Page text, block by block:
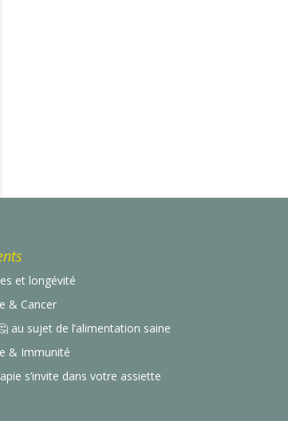
et longévité
& Cancer
au sujet de l’alimentation saine
& Immunité
s’invite dans votre assiette